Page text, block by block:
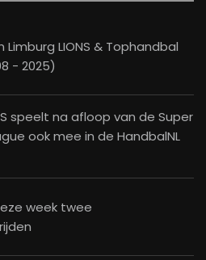
Limburg LIONS & Tophandbal
- 2025)
speelt na afloop van de Super
ook mee in de HandbalNL
week twee